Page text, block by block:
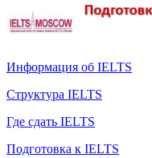
Информация об IELTS
Структура IELTS
Где сдать IELTS
Подготовка к IELTS